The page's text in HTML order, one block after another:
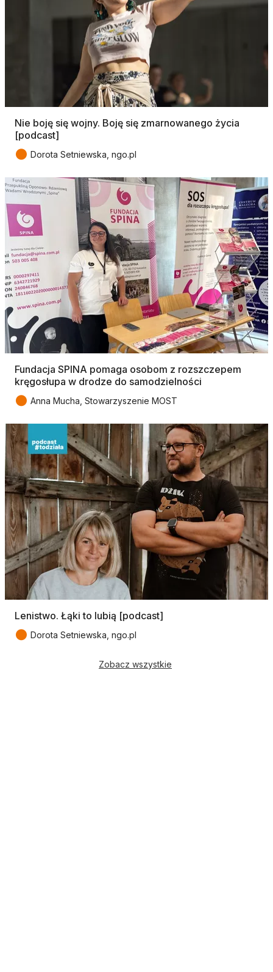
Nie boję się wojny. Boję się zmarnowanego życia
[podcast]
● Dorota Setniewska, ngo.pl
Fundacja SPINA pomaga osobom z rozszczepem
kręgosłupa w drodze do samodzielności
● Anna Mucha, Stowarzyszenie MOST
Lenistwo. Łąki to lubią [podcast]
● Dorota Setniewska, ngo.pl
Zobacz wszystkie